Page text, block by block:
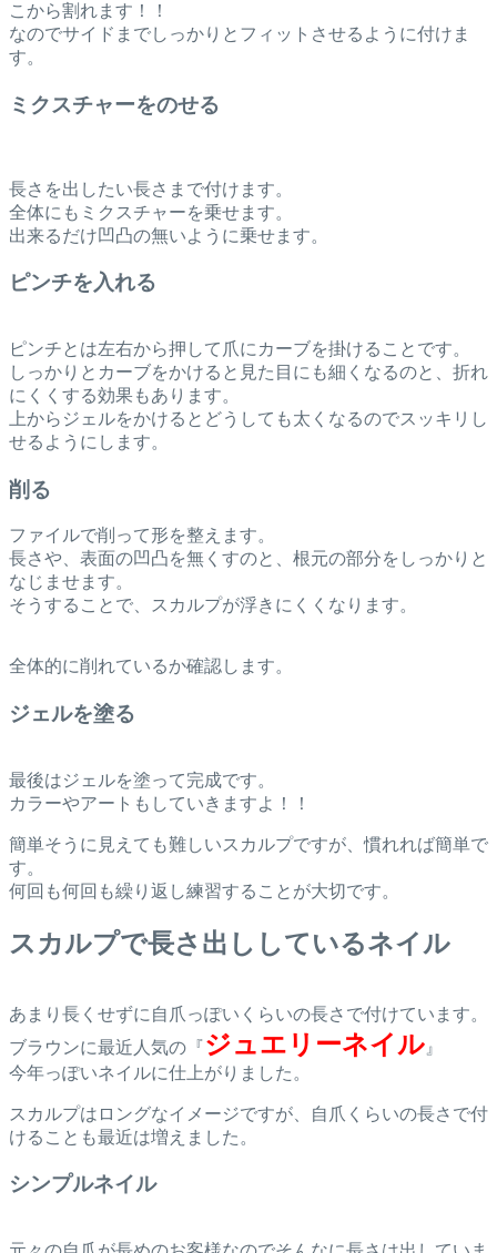
こから割れます！！
なのでサイドまでしっかりとフィットさせるように付けま
す。
ミクスチャーをのせる
長さを出したい長さまで付けます。
全体にもミクスチャーを乗せます。
出来るだけ凹凸の無いように乗せます。
ピンチを入れる
ピンチとは左右から押して爪にカーブを掛けることです。
しっかりとカーブをかけると見た目にも細くなるのと、折れ
にくくする効果もあります。
上からジェルをかけるとどうしても太くなるのでスッキリし
せるようにします。
削る
ファイルで削って形を整えます。
長さや、表面の凹凸を無くすのと、根元の部分をしっかりと
なじませます。
そうすることで、スカルプが浮きにくくなります。
全体的に削れているか確認します。
ジェルを塗る
最後はジェルを塗って完成です。
カラーやアートもしていきますよ！！
簡単そうに見えても難しいスカルプですが、慣れれば簡単で
す。
何回も何回も繰り返し練習することが大切です。
スカルプで長さ出ししているネイル
あまり長くせずに自爪っぽいくらいの長さで付けています。
ブラウンに最近人気の『ジュエリーネイル 』
今年っぽいネイルに仕上がりました。
スカルプはロングなイメージですが、自爪くらいの長さで付
けることも最近は増えました。
シンプルネイル